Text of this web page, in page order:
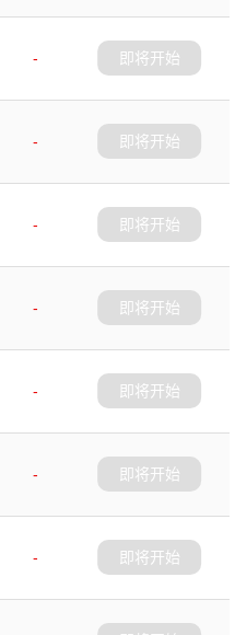
-
即将开始
-
即将开始
-
即将开始
-
即将开始
-
即将开始
-
即将开始
-
即将开始